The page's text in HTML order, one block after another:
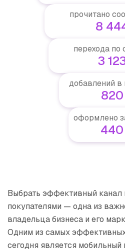
прочитано
8
перехода по
3
добавлений в
820
оформлено
440
Выбрать эффективный канал
покупателями — одна из
владельца бизнеса и его
Одним из самых
сегодня является мобильный